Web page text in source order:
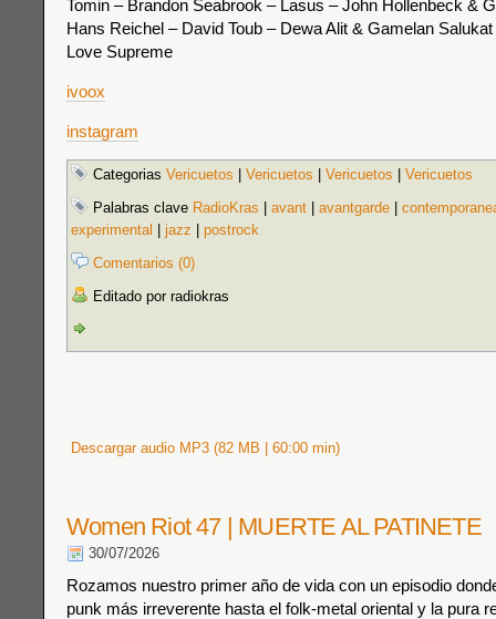
Tomin – Brandon Seabrook – Lasus – John Hollenbeck &
Hans Reichel – David Toub – Dewa Alit & Gamelan
Love Supreme
ivoox
instagram
Categorias Vericuetos Vericuetos Vericuetos
Vericuetos
Palabras clave RadioKras avant avantgarde
experimental
jazz
postrock
Comentarios (0)
Editado por radiokras
Descargar audio MP3 (82 MB | 60:00 min)
Women Riot 47 | MUERTE AL PATINETE
30/07/2026
Rozamos nuestro primer año de vida con un episodio
punk más irreverente hasta el folk-metal oriental y la pura